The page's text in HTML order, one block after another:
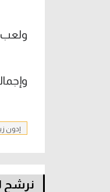
ولعب
وإجمالا خاض
إدون
نرشح